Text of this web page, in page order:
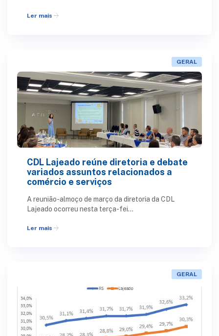
Ler mais arrow_forward
GERAL
CDL Lajeado reúne diretoria e debate
variados assuntos relacionados a
comércio e serviços
A reunião-almoço de março da diretoria da CDL
Lajeado ocorreu nesta terça-fei...
Ler mais arrow_forward
GERAL